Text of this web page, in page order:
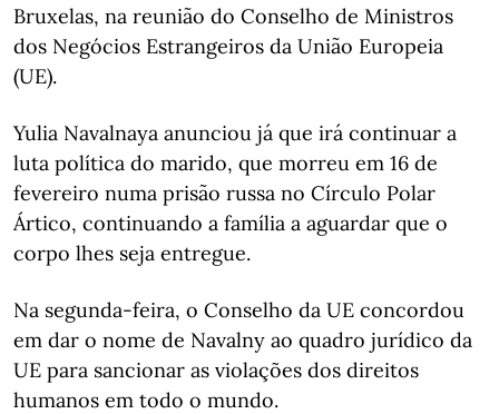
Bruxelas, na reunião do Conselho de Ministros
dos Negócios Estrangeiros da União Europeia
(UE).
Yulia Navalnaya anunciou já que irá continuar a
luta política do marido, que morreu em 16 de
fevereiro numa prisão russa no Círculo Polar
Ártico, continuando a família a aguardar que o
corpo lhes seja entregue.
Na segunda-feira, o Conselho da UE concordou
em dar o nome de Navalny ao quadro jurídico da
UE para sancionar as violações dos direitos
humanos em todo o mundo.